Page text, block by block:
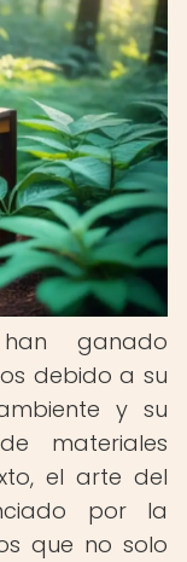
ganado
debido a su
y su
materiales
el arte del
por la
que no solo